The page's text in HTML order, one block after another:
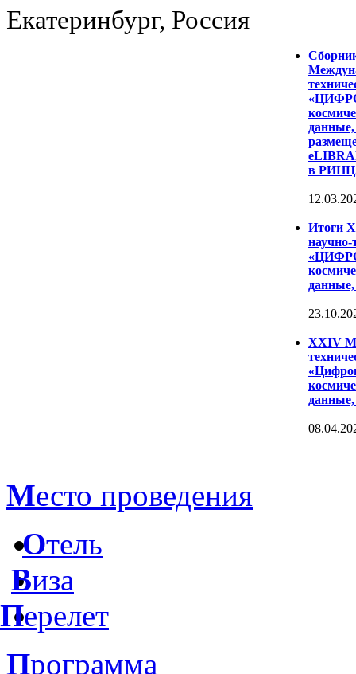
Екатеринбург, Россия
данные,
в
Итоги
научно-
данные,
XXIV
данные,
Место проведения
Отель
Виза
Перелет
Программа